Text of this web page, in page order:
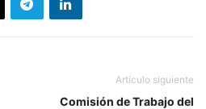
Artículo siguiente
Comisión de Trabajo del